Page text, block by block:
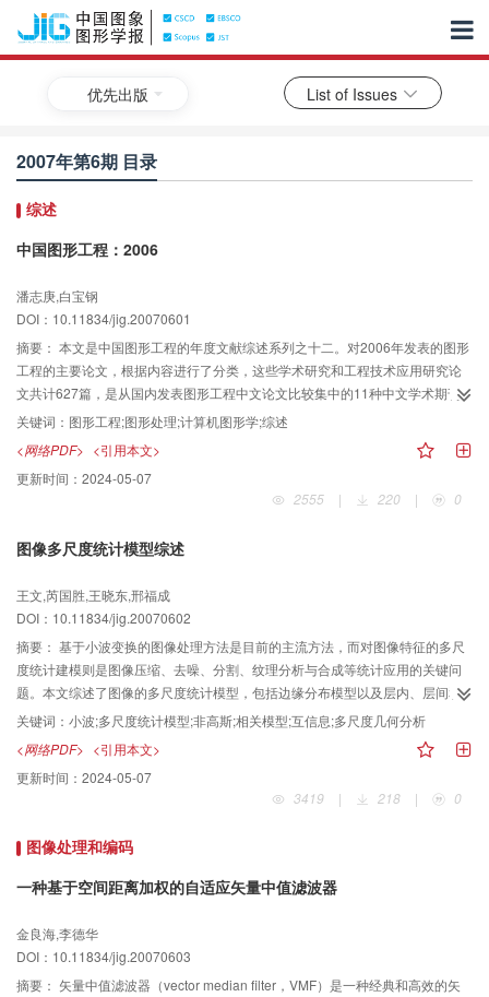
优先出版 List of Issues
2007年第6期 目录
综述
中国图形工程：2006
潘志庚,白宝钢
DOI：10.11834/jig.20070601
摘要： 本文是中国图形工程的年度文献综述系列之十二。对2006年发表的图形
工程的主要论文，根据内容进行了分类，这些学术研究和工程技术应用研究论
文共计627篇，是从国内发表图形工程中文论文比较集中的11种中文学术期刊
（共计4646篇）论文中筛选出来的。统计、分析和研究结果表明，国内这十余
年来从事图形工程及相关领域的研究开发人员总体趋势是稳步增加，研究水平
不断提高，国内的学术交流也很活跃而且广泛。同时，计算机图形学本身也在
发展，并与其他学科结合，派生出一些新的研究方向甚至交叉学科。
关键词： 图形工程;图形处理;计算机图形学;综述
<网络PDF> <引用本文>
更新时间： 2024-05-07
2555
| 220 | 0
图像多尺度统计模型综述
王文,芮国胜,王晓东,邢福成
DOI：10.11834/jig.20070602
摘要： 基于小波变换的图像处理方法是目前的主流方法，而对图像特征的多尺
度统计建模则是图像压缩、去噪、分割、纹理分析与合成等统计应用的关键问
题。本文综述了图像的多尺度统计模型，包括边缘分布模型以及层内、层间和
混合相关模型，分析了各模型的优缺点，给出了对各种相关模型捕捉系数间相
关性能力的归一化量测。最后，简单介绍了基于多尺度几何分析的统计图像模
型，并对多尺度统计建模的前景进行了展望。
关键词： 小波;多尺度统计模型;非高斯;相关模型;互信息;多尺度几何分析
<网络PDF> <引用本文>
更新时间： 2024-05-07
3419
| 218 | 0
图像处理和编码
一种基于空间距离加权的自适应矢量中值滤波器
金良海,李德华
DOI：10.11834/jig.20070603
摘要： 矢量中值滤波器（vector median filter，VMF）是一种经典和高效的矢